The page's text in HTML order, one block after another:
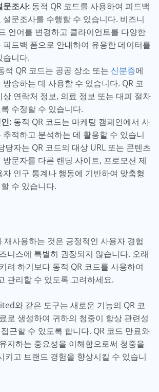
문조사: 동적 QR 코드를 사용하여 피드백
설문조사를 수행할 수 있습니다. 비즈니
언어를 변경하고 클라이언트를 다양한
피드백 폼으로 안내하여 유용한 데이터를
습니다.
적 QR 코드는 공공 장소 또는 신분증에
방송하는 데 사용할 수 있습니다. QR 코
상 연락처 정보, 의료 정보 또는 대피 절차
수정할 수 있습니다.
: 동적 QR 코드는 마케팅 캠페인에서 사
추적하고 분석하는 데 활용할 수 있습니
당자는 QR 코드의 대상 URL 또는 콘텐츠
방문자를 다른 랜딩 사이트, 프로모션 제
자 인구 통계나 행동에 기반하여 맞춤형
수 있습니다.
재사용하는 것은 긍정적인 사용자 경험
니스에 특별히 권장되지 않습니다. 오래
려 하기보다 동적 QR 코드를 사용하여
관리할 수 있도록 고려하세요.
와 같은 도구는 새로운 기능의 QR 코
로 생성하여 귀하의 청중이 항상 관련성
근할 수 있도록 합니다. QR 코드 만료와
지하는 중요성을 이해함으로써 청중을
키고 브랜드 경험을 향상시킬 수 있습니